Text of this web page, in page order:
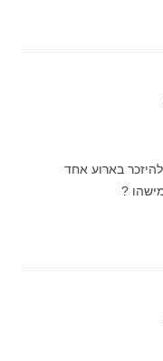
בארוע אחד
?